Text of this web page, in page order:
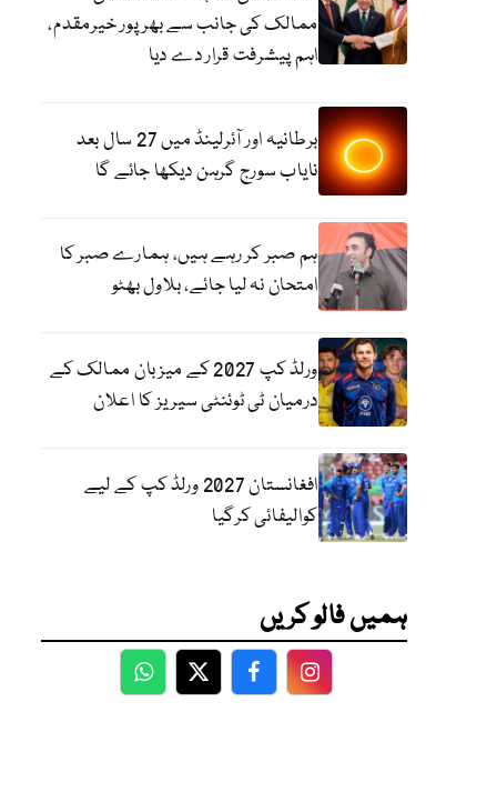
ممالک کی جانب سے بھرپور خیرمقدم،
اہم پیشرفت قرار دے دیا
برطانیہ اور آئرلینڈ میں 27 سال بعد
نایاب سورج گرہن دیکھا جائے گا
ہم صبر کر رہے ہیں، ہمارے صبر کا
امتحان نہ لیا جائے، بلاول بھٹو
ورلڈ کپ 2027 کے میزبان ممالک کے
درمیان ٹی ٹوئنٹی سیریز کا اعلان
افغانستان 2027 ورلڈ کپ کے لیے
کوالیفائی کرگیا
ہمیں فالو کریں
WhatsApp
TwitterFacebookFacebook